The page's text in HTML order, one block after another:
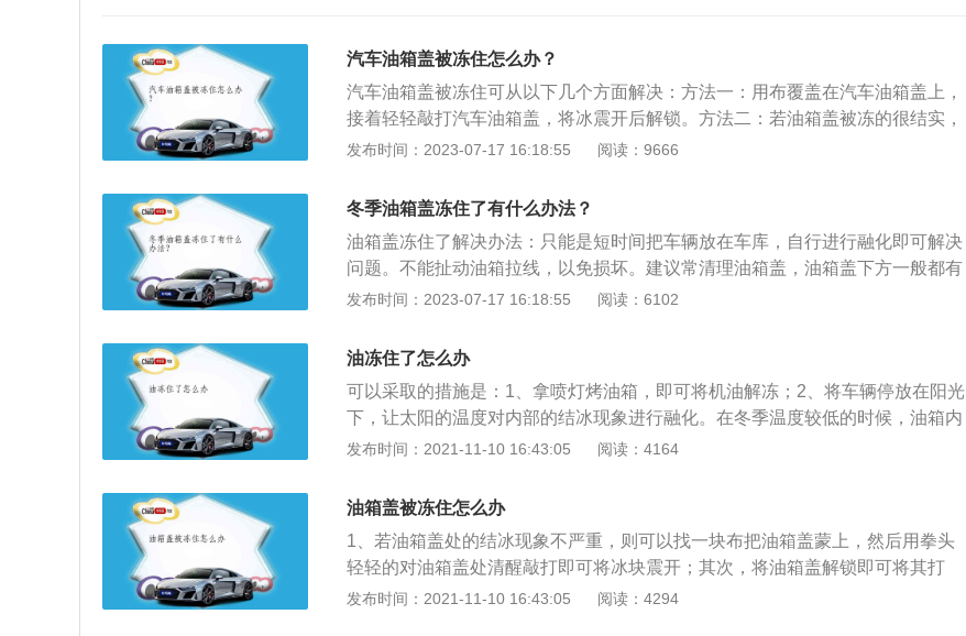
汽车油箱盖被冻住怎么办？
汽车油箱盖被冻住可从以下几个方面解决：方法一：用布覆盖在汽车油箱盖上，
接着轻轻敲打汽车油箱盖，将冰震开后解锁。方法二：若油箱盖被冻的很结实，
采用温水浇在汽车油箱盖上，能打开汽车油箱盖后把残留的水清除。方法三：打
急解锁拉线），多次反复拉动油箱盖紧急拉线。
发布时间：2023-07-17 16:18:55 阅读：9666
冬季油箱盖冻住了有什么办法？
油箱盖冻住了解决办法：只能是短时间把车辆放在车库，自行进行融化即可解决
问题。不能扯动油箱拉线，以免损坏。建议常清理油箱盖，油箱盖下方一般都有
一个排水口，如果这个排水口被堵，或者洗车和雨雪时很容易造成积水，而结冰
的用于储备汽油的箱子。形状方形，用不锈钢做成，密封性很好。只有一个小小
的园形入口，这个口只有瓶子的盖子一样大，便于储存。一般是放在汽车的尾
部。2、如果是油箱盖打不开，则可以从后备箱入手。首先拆下后备箱内覆盖油
箱的衬板，衬板通常由一些塑料卡子固定，可以很容易地用螺丝刀撬开。取下内
衬板后，可以看到油箱盖的锁止机构，还可以看到用于远距离操作的油箱盖拉
发布时间：2023-07-17 16:18:55 阅读：6102
油冻住了怎么办
可以采取的措施是：1、拿喷灯烤油箱，即可将机油解冻；2、将车辆停放在阳光
下，让太阳的温度对内部的结冰现象进行融化。在冬季温度较低的时候，油箱内
部的油液出现结冰的现象是很正常的是，因此，车主无需过度紧张。在日常使用
车辆加注机油的时候选择凝点值较高的柴油，这样油液的结冰温度就会很低；
2、当停放车辆的时候，可以将车辆停放在阳光的地方，保持引擎盖可以被阳光
直射，这样即可减少油箱结冰的几率。
发布时间：2021-11-10 16:43:05 阅读：4164
油箱盖被冻住怎么办
1、若油箱盖处的结冰现象不严重，则可以找一块布把油箱盖蒙上，然后用拳头
轻轻的对油箱盖处清醒敲打即可将冰块震开；其次，将油箱盖解锁即可将其打
开；2、使用温水擦油箱盖的结冰处，等周围的冰块融化之后，使用干布将水全
发布时间：2021-11-10 16:43:05 阅读：4294